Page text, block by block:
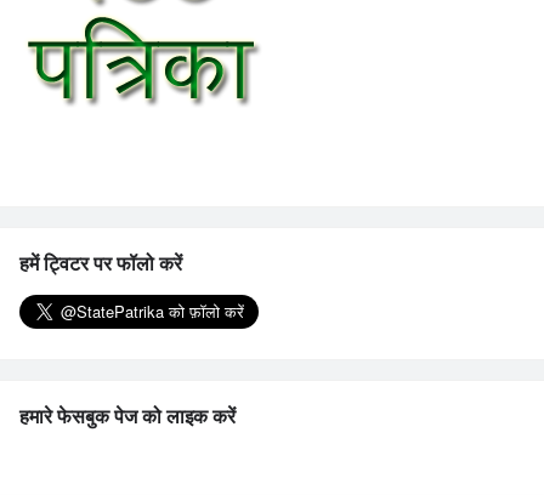
हमें ट्विटर पर फॉलो करें
हमारे फेसबुक पेज को लाइक करें